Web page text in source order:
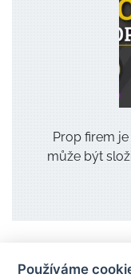
Prop firem
může být
Používáme